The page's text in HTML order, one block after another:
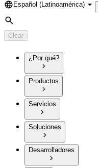
Language
Español (Latinoamérica)
Search
Clear
¿Por qué?
Productos
Servicios
Soluciones
Desarrolladores